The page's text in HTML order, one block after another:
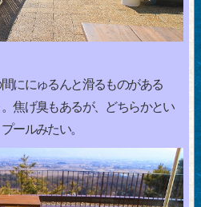
ににゅるんと滑るものがある
焦げ臭もあるが、どちらかとい
ールみたい。